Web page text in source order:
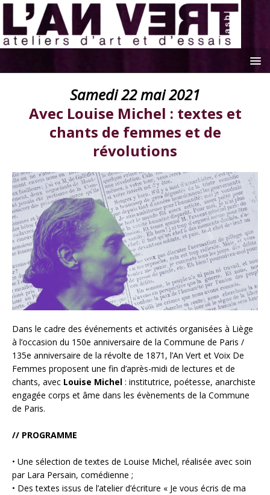
Samedi 22 mai 2021
Avec Louise Michel : textes et
chants de femmes et de
révolutions
Dans le cadre des événements et activités organisées à Liège
à l’occasion du 150e anniversaire de la Commune de Paris /
135e anniversaire de la révolte de 1871, l’An Vert et Voix De
Femmes proposent une fin d’après-midi de lectures et de
chants, avec Louise Michel : institutrice, poétesse, anarchiste
engagée corps et âme dans les évènements de la Commune
de Paris.
// PROGRAMME
• Une sélection de textes de Louise Michel, réalisée avec soin
par Lara Persain, comédienne ;
• Des textes issus de l’atelier d’écriture « Je vous écris de ma